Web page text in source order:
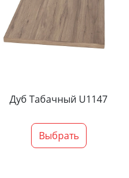
Дуб Табачный U1147
Выбрать